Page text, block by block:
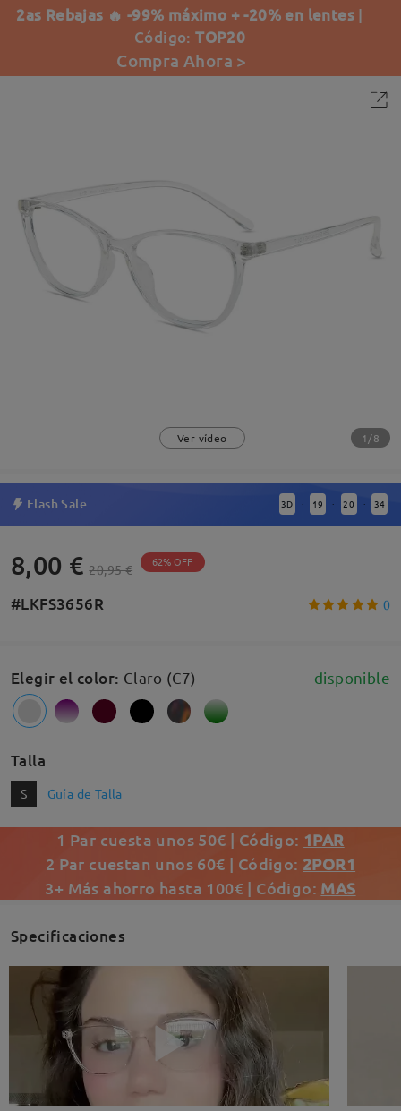
2as Rebajas 🔥 -99% máximo + -20% en lentes |
Código:TOP20
Compra Ahora >
Ver vídeo 1/8
Flash Sale 3D : 19 : 20 : 34
8,00 € 20,95 € 62% OFF
#LKFS3656R 0
Elegir el color: Claro (C7) disponible
Talla
S Guía de Talla
1 Par cuesta unos 50€ | Código: 1PAR
2 Par cuestan unos 60€ | Código: 2POR1
3+ Más ahorro hasta 100€ | Código: MAS
Specificaciones